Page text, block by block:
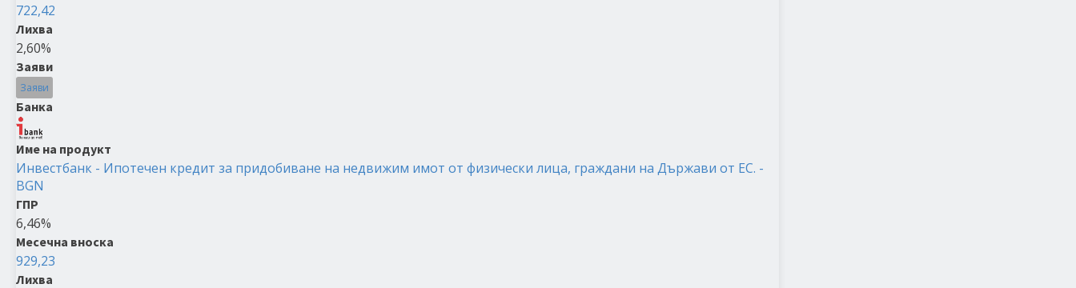
722,42
Лихва
2,60%
Заяви
Заяви
Банка
Име на продукт
Инвестбанк - Ипотечен кредит за придобиване на недвижим имот от физически лица, граждани на Държави от ЕС. -
BGN
ГПР
6,46%
Месечна вноска
929,23
Лихва